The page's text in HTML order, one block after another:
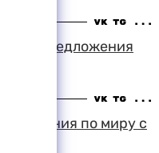
предложения
по миру с